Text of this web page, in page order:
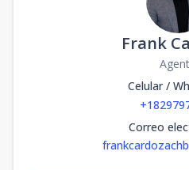
Frank
Celular /
Correo